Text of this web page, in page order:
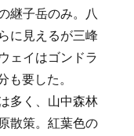
継子岳のみ。八
に見えるが三峰
ェイはゴンドラ
も要した。
多く、山中森林
散策。紅葉色の